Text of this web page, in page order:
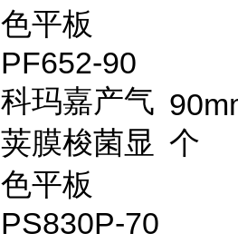
色平板
PF652-90
科玛嘉产气
荚膜梭菌显
色平板
个
PS830P-70